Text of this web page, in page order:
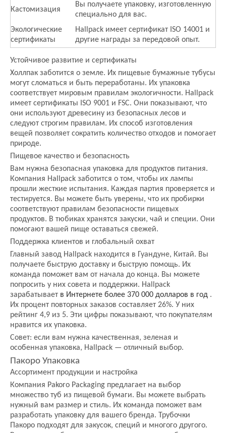
Кастомизация
Вы получаете упаковку, изготовленную
специально для вас.
Экологические
сертификаты
Hallpack имеет сертификат ISO 14001 и
другие награды за передовой опыт.
Устойчивое развитие и сертификаты
Холлпак заботится о земле. Их пищевые бумажные тубусы
могут сломаться и быть переработаны. Их упаковка
соответствует мировым правилам экологичности. Hallpack
имеет сертификаты ISO 9001 и FSC. Они показывают, что
они используют древесину из безопасных лесов и
следуют строгим правилам. Их способ изготовления
вещей позволяет сократить количество отходов и помогает
природе.
Пищевое качество и безопасность
Вам нужна безопасная упаковка для продуктов питания.
Компания Hallpack заботится о том, чтобы их лампы
прошли жесткие испытания. Каждая партия проверяется и
тестируется. Вы можете быть уверены, что их пробирки
соответствуют правилам безопасности пищевых
продуктов. В тюбиках хранятся закуски, чай и специи. Они
помогают вашей пище оставаться свежей.
Поддержка клиентов и глобальный охват
Главный завод Hallpack находится в Гуандуне, Китай. Вы
получаете быструю доставку и быструю помощь. Их
команда поможет вам от начала до конца. Вы можете
попросить у них совета и поддержки. Hallpack
зарабатывает в Интернете более 370 000 долларов в год .
Их процент повторных заказов составляет 26%. У них
рейтинг 4,9 из 5. Эти цифры показывают, что покупателям
нравится их упаковка.
Совет: если вам нужна качественная, зеленая и
особенная упаковка, Hallpack — отличный выбор.
Пакоро Упаковка
Ассортимент продукции и настройка
Компания Pakoro Packaging предлагает на выбор
множество туб из пищевой бумаги. Вы можете выбрать
нужный вам размер и стиль. Их команда поможет вам
разработать упаковку для вашего бренда. Трубочки
Пакоро подходят для закусок, специй и многого другого.